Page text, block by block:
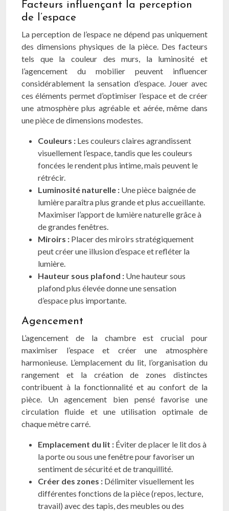
Facteurs influençant la perception
de l’espace
La perception de l’espace ne dépend pas uniquement
des dimensions physiques de la pièce. Des facteurs
tels que la couleur des murs, la luminosité et
l’agencement du mobilier peuvent influencer
considérablement la sensation d’espace. Jouer avec
ces éléments permet d’optimiser l’espace et de créer
une atmosphère plus agréable et aérée, même dans
une pièce de dimensions modestes.
Couleurs : Les couleurs claires agrandissent
visuellement l’espace, tandis que les couleurs
foncées le rendent plus intime, mais peuvent le
rétrécir.
Luminosité naturelle : Une pièce baignée de
lumière paraîtra plus grande et plus accueillante.
Maximiser l’apport de lumière naturelle grâce à
de grandes fenêtres.
Miroirs : Placer des miroirs stratégiquement
peut créer une illusion d’espace et refléter la
lumière.
Hauteur sous plafond : Une hauteur sous
plafond plus élevée donne une sensation
d’espace plus importante.
Agencement
L’agencement de la chambre est crucial pour
maximiser l’espace et créer une atmosphère
harmonieuse. L’emplacement du lit, l’organisation du
rangement et la création de zones distinctes
contribuent à la fonctionnalité et au confort de la
pièce. Un agencement bien pensé favorise une
circulation fluide et une utilisation optimale de
chaque mètre carré.
Emplacement du lit : Éviter de placer le lit dos à
la porte ou sous une fenêtre pour favoriser un
sentiment de sécurité et de tranquillité.
Créer des zones : Délimiter visuellement les
différentes fonctions de la pièce (repos, lecture,
travail) avec des tapis, des meubles ou des